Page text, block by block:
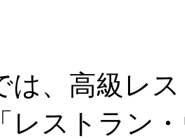
は、高級レ
レストラン